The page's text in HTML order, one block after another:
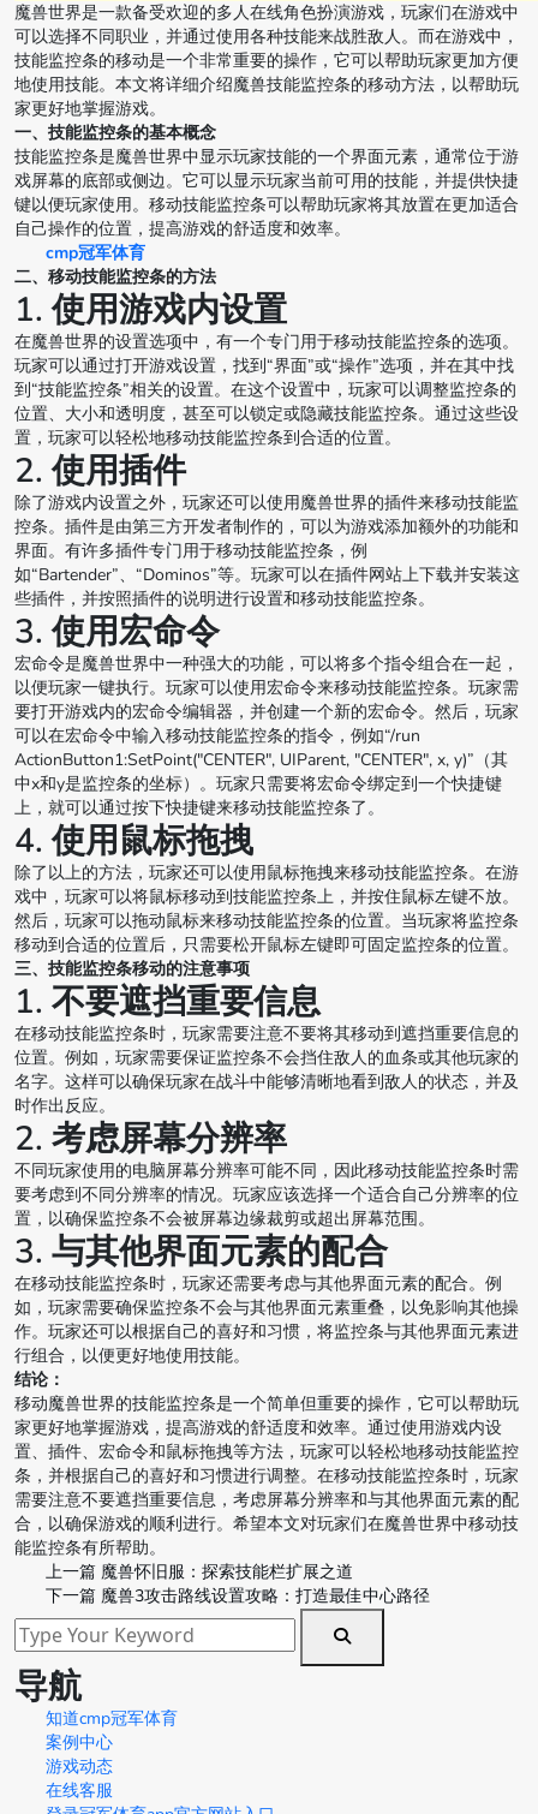
魔兽世界是一款备受欢迎的多人在线角色扮演游戏，玩家们在游戏中
可以选择不同职业，并通过使用各种技能来战胜敌人。而在游戏中，
技能监控条的移动是一个非常重要的操作，它可以帮助玩家更加方便
地使用技能。本文将详细介绍魔兽技能监控条的移动方法，以帮助玩
家更好地掌握游戏。
一、技能监控条的基本概念
技能监控条是魔兽世界中显示玩家技能的一个界面元素，通常位于游
戏屏幕的底部或侧边。它可以显示玩家当前可用的技能，并提供快捷
键以便玩家使用。移动技能监控条可以帮助玩家将其放置在更加适合
自己操作的位置，提高游戏的舒适度和效率。
cmp冠军体育
二、移动技能监控条的方法
1. 使用游戏内设置
在魔兽世界的设置选项中，有一个专门用于移动技能监控条的选项。
玩家可以通过打开游戏设置，找到“界面”或“操作”选项，并在其中找
到“技能监控条”相关的设置。在这个设置中，玩家可以调整监控条的
位置、大小和透明度，甚至可以锁定或隐藏技能监控条。通过这些设
置，玩家可以轻松地移动技能监控条到合适的位置。
2. 使用插件
除了游戏内设置之外，玩家还可以使用魔兽世界的插件来移动技能监
控条。插件是由第三方开发者制作的，可以为游戏添加额外的功能和
界面。有许多插件专门用于移动技能监控条，例
如“Bartender”、“Dominos”等。玩家可以在插件网站上下载并安装这
些插件，并按照插件的说明进行设置和移动技能监控条。
3. 使用宏命令
宏命令是魔兽世界中一种强大的功能，可以将多个指令组合在一起，
以便玩家一键执行。玩家可以使用宏命令来移动技能监控条。玩家需
要打开游戏内的宏命令编辑器，并创建一个新的宏命令。然后，玩家
可以在宏命令中输入移动技能监控条的指令，例如“/run
ActionButton1:SetPoint("CENTER", UIParent, "CENTER", x, y)”（其
中x和y是监控条的坐标）。玩家只需要将宏命令绑定到一个快捷键
上，就可以通过按下快捷键来移动技能监控条了。
4. 使用鼠标拖拽
除了以上的方法，玩家还可以使用鼠标拖拽来移动技能监控条。在游
戏中，玩家可以将鼠标移动到技能监控条上，并按住鼠标左键不放。
然后，玩家可以拖动鼠标来移动技能监控条的位置。当玩家将监控条
移动到合适的位置后，只需要松开鼠标左键即可固定监控条的位置。
三、技能监控条移动的注意事项
1. 不要遮挡重要信息
在移动技能监控条时，玩家需要注意不要将其移动到遮挡重要信息的
位置。例如，玩家需要保证监控条不会挡住敌人的血条或其他玩家的
名字。这样可以确保玩家在战斗中能够清晰地看到敌人的状态，并及
时作出反应。
2. 考虑屏幕分辨率
不同玩家使用的电脑屏幕分辨率可能不同，因此移动技能监控条时需
要考虑到不同分辨率的情况。玩家应该选择一个适合自己分辨率的位
置，以确保监控条不会被屏幕边缘裁剪或超出屏幕范围。
3. 与其他界面元素的配合
在移动技能监控条时，玩家还需要考虑与其他界面元素的配合。例
如，玩家需要确保监控条不会与其他界面元素重叠，以免影响其他操
作。玩家还可以根据自己的喜好和习惯，将监控条与其他界面元素进
行组合，以便更好地使用技能。
结论：
移动魔兽世界的技能监控条是一个简单但重要的操作，它可以帮助玩
家更好地掌握游戏，提高游戏的舒适度和效率。通过使用游戏内设
置、插件、宏命令和鼠标拖拽等方法，玩家可以轻松地移动技能监控
条，并根据自己的喜好和习惯进行调整。在移动技能监控条时，玩家
需要注意不要遮挡重要信息，考虑屏幕分辨率和与其他界面元素的配
合，以确保游戏的顺利进行。希望本文对玩家们在魔兽世界中移动技
能监控条有所帮助。
上一篇 魔兽怀旧服：探索技能栏扩展之道
下一篇 魔兽3攻击路线设置攻略：打造最佳中心路径
导航
知道cmp冠军体育
案例中心
游戏动态
在线客服